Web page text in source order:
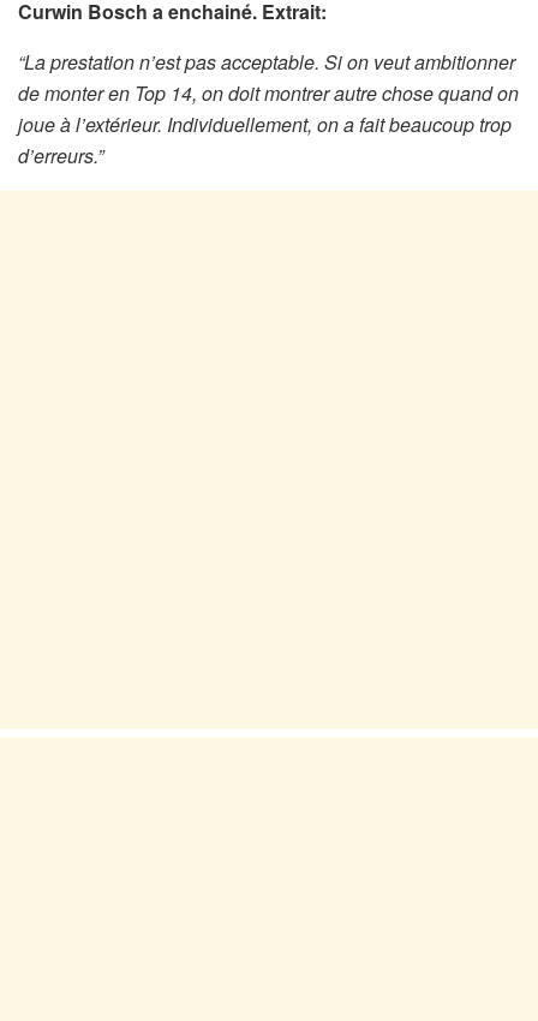
Curwin Bosch a enchainé. Extrait:
“La prestation n’est pas acceptable. Si on veut ambitionner
de monter en Top 14, on doit montrer autre chose quand on
joue à l’extérieur. Individuellement, on a fait beaucoup trop
d’erreurs.”